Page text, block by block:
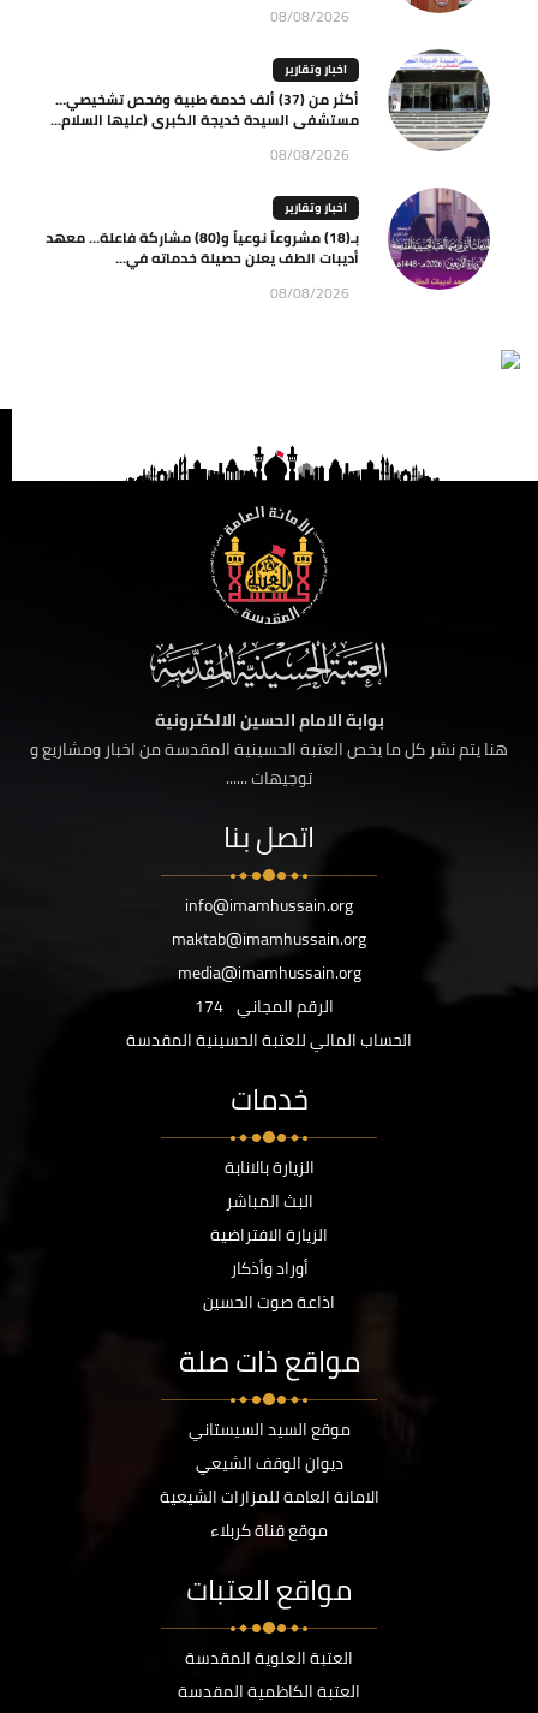
08/08/2026
اخبار وتقارير
أكثر من (37) ألف خدمة طبية وفحص تشخيصي…
مستشفى السيدة خديجة الكبرى (عليها السلام...
08/08/2026
اخبار وتقارير
بـ(18) مشروعاً نوعياً و(80) مشاركة فاعلة… معهد
أديبات الطف يعلن حصيلة خدماته في...
08/08/2026
بوابة الامام الحسين الالكترونية
هنا يتم نشر كل ما يخص العتبة الحسينية المقدسة من اخبار ومشاريع و
توجيهات ......
اتصل بنا
info@imamhussain.org
maktab@imamhussain.org
media@imamhussain.org
الرقم المجاني 174
الحساب المالي للعتبة الحسينية المقدسة
خدمات
الزيارة بالانابة
البث المباشر
الزيارة الافتراضية
أوراد وأذكار
اذاعة صوت الحسين
مواقع ذات صلة
موقع السيد السيستاني
ديوان الوقف الشيعي
الامانة العامة للمزارات الشيعية
موقع قناة كربلاء
مواقع العتبات
العتبة العلوية المقدسة
العتبة الكاظمية المقدسة